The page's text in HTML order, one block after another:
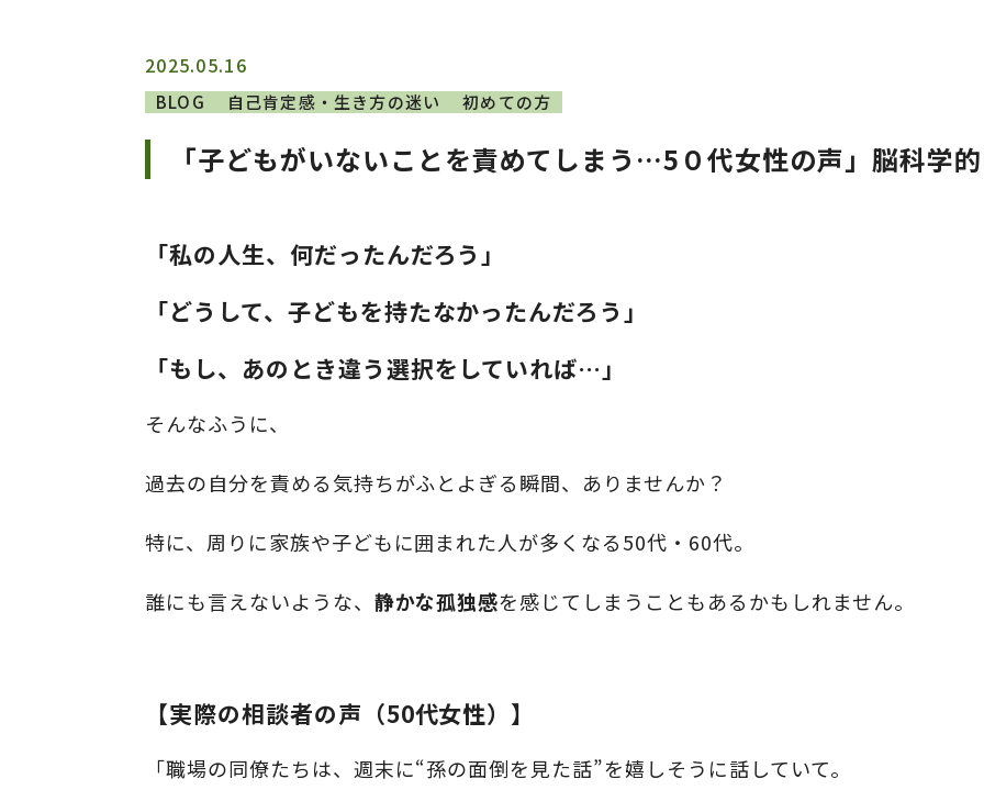
「子どもがいないことを責めてしまう…5０代女性の声」脳科学的
BLOG 自己肯定感・生き方の迷い 初めての方
2025.05.16
「私の人生、何だったんだろう」
「どうして、子どもを持たなかったんだろう」
「もし、あのとき違う選択をしていれば…」
そんなふうに、
過去の自分を責める気持ちがふとよぎる瞬間、ありませんか？
特に、周りに家族や子どもに囲まれた人が多くなる50代・60代。
誰にも言えないような、 静かな孤独感を感じてしまうこともあるかもしれません。
【実際の相談者の声（50代女性）】
「職場の同僚たちは、週末に“孫の面倒を見た話”を嬉しそうに話していて。